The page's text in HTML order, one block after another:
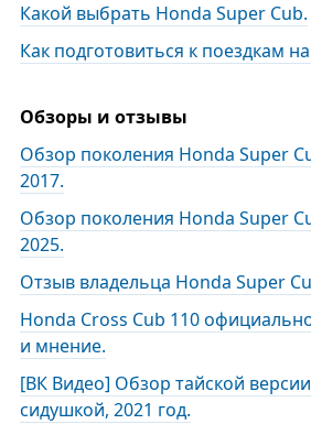
Какой выбрать Honda Super Cub.
Как подготовиться к поездкам
Обзоры и отзывы
Обзор поколения Honda Super
2017.
Обзор поколения Honda Super
2025.
Отзыв владельца Honda Super
Honda Cross Cub 110
и мнение.
[ВК Видео] Обзор тайской
сидушкой, 2021 год.